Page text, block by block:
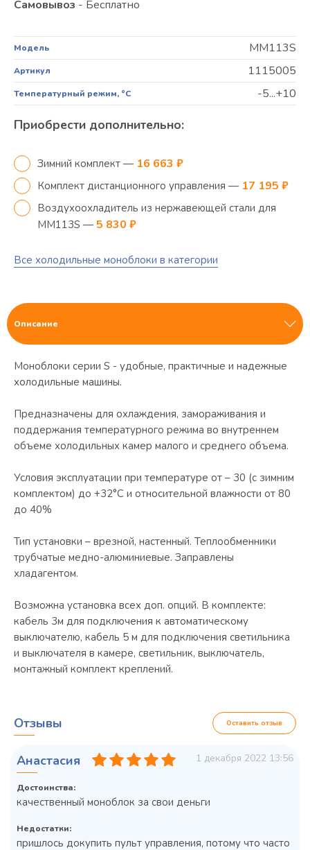
Модель MM113S
Артикул 1115005
Температурный режим, °C -5...+10
Приобрести дополнительно:
Зимний комплект — 16 663 ₽
Комплект дистанционного управления — 17 195 ₽
Воздухоохладитель из нержавеющей стали для
MM113S — 5 830 ₽
Все холодильные моноблоки в категории
Самовывоз - Бесплатно
Описание
Моноблоки серии S - удобные, практичные и надежные
холодильные машины.
Предназначены для охлаждения, замораживания и
поддержания температурного режима во внутреннем
объеме холодильных камер малого и среднего объема.
Условия эксплуатации при температуре от – 30 (с зимним
комплектом) до +32°С и относительной влажности от 80
до 40%
Тип установки – врезной, настенный. Теплообменники
трубчатые медно-алюминиевые. Заправлены
хладагентом.
Возможна установка всех доп. опций. В комплекте:
кабель 3м для подключения к автоматическому
выключателю, кабель 5 м для подключения светильника
и выключателя в камере, светильник, выключатель,
монтажный комплект креплений.
Отзывы Оставить отзыв
Анастасия 1 декабря 2022 13:56
Достоинства:
качественный моноблок за свои деньги
Недостатки:
пришлось докупить пульт управления, потому что часто